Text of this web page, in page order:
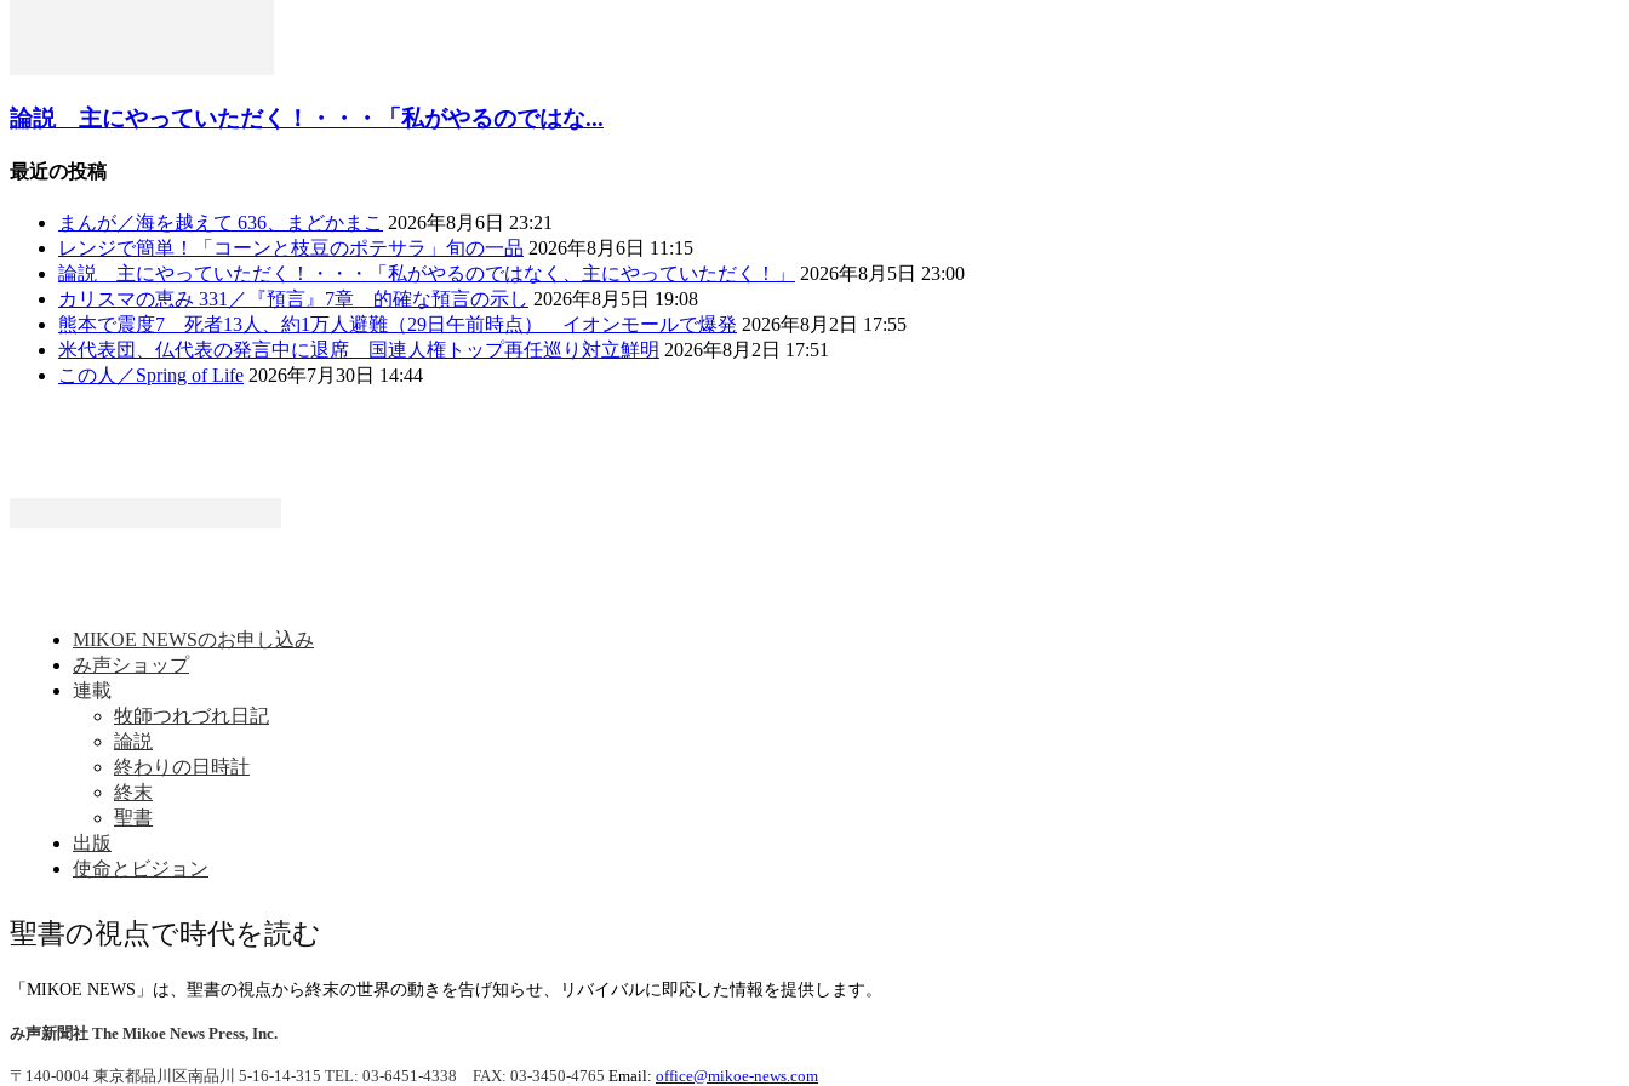
論説 主にやっていただく！・・・「私がやるのではな...
最近の投稿
まんが／海を越えて 636、まどかまこ 2026年8月6日 23:21
レンジで簡単！「コーンと枝豆のポテサラ」旬の一品 2026年8月6日 11:15
論説 主にやっていただく！・・・「私がやるのではなく、主にやっていただく！」
2026年8月5日 23:00
カリスマの恵み 331／『預言』7章 的確な預言の示し 2026年8月5日 19:08
熊本で震度7 死者13人、約1万人避難（29日午前時点） イオンモールで爆発 2026年8月2日 17:55
米代表団、仏代表の発言中に退席 国連人権トップ再任巡り対立鮮明 2026年8月2日 17:51
この人／Spring of Life 2026年7月30日 14:44
MIKOE NEWSのお申し込み
み声ショップ
連載
牧師つれづれ日記
論説
終わりの日時計
終末
聖書
出版
使命とビジョン
聖書の視点で時代を読む
「MIKOE NEWS」は、聖書の視点から終末の世界の動きを告げ知らせ、リバイバルに即応した情報を提供します。
み声新聞社 The Mikoe News Press, Inc.
〒140-0004 東京都品川区南品川 5-16-14-315 TEL: 03-6451-4338 FAX: 03-3450-4765 Email: office@mikoe-news.com